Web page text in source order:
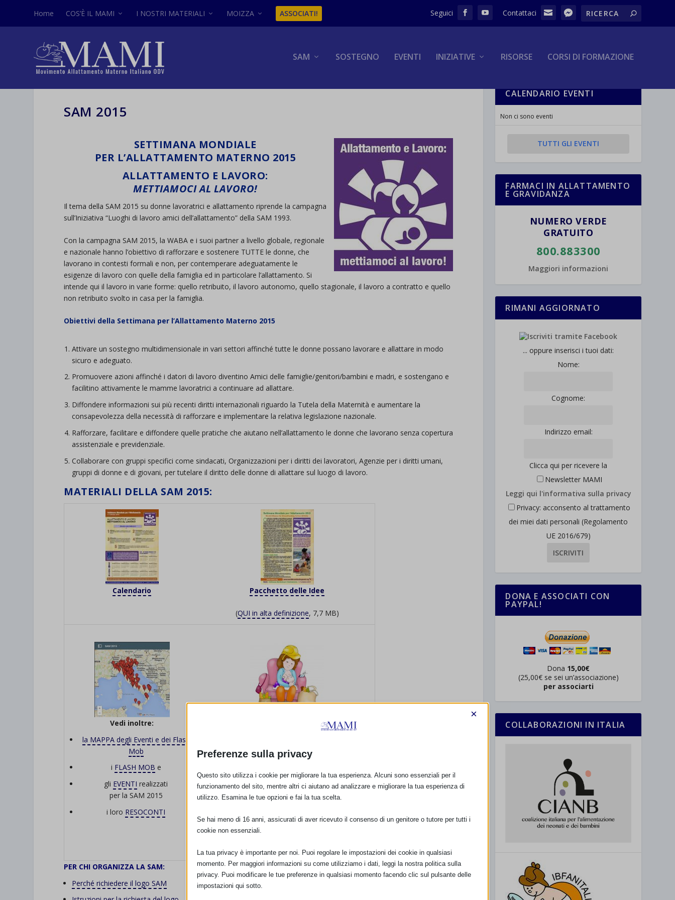
Home COS’È IL MAMI I NOSTRI MATERIALI MOIZZA ASSOCIATI!
SAM SOSTEGNO EVENTI INIZIATIVE RISORSE CORSI DI FORMAZIONE
SAM 2015
SETTIMANA MONDIALE
PER L’ALLATTAMENTO MATERNO 2015
ALLATTAMENTO E LAVORO:
METTIAMOCI AL LAVORO!
Il tema della SAM 2015 su donne lavoratrici e allattamento riprende la campagna
sull’Iniziativa “Luoghi di lavoro amici dell’allattamento” della SAM 1993.
Con la campagna SAM 2015, la WABA e i suoi partner a livello globale, regionale
e nazionale hanno l’obiettivo di rafforzare e sostenere TUTTE le donne, che
lavorano in contesti formali e non, per contemperare adeguatamente le
esigenze di lavoro con quelle della famiglia ed in particolare l’allattamento. Si
intende qui il lavoro in varie forme: quello retribuito, il lavoro autonomo, quello stagionale, il lavoro a contratto e quello
non retribuito svolto in casa per la famiglia.
Obiettivi della Settimana per l’Allattamento Materno 2015
Attivare un sostegno multidimensionale in vari settori affinché tutte le donne possano lavorare e allattare in modo
sicuro e adeguato.
Promuovere azioni affinché i datori di lavoro diventino Amici delle famiglie/genitori/bambini e madri, e sostengano e
facilitino attivamente le mamme lavoratrici a continuare ad allattare.
Diffondere informazioni sui più recenti diritti internazionali riguardo la Tutela della Maternità e aumentare la
consapevolezza della necessità di rafforzare e implementare la relativa legislazione nazionale.
Rafforzare, facilitare e diffondere quelle pratiche che aiutano nell’allattamento le donne che lavorano senza copertura
assistenziale e previdenziale.
Collaborare con gruppi specifici come sindacati, Organizzazioni per i diritti dei lavoratori, Agenzie per i diritti umani,
gruppi di donne e di giovani, per tutelare il diritto delle donne di allattare sul luogo di lavoro.
MATERIALI DELLA SAM 2015:
Calendario Pacchetto delle Idee
(QUI in alta definizione, 7,7 MB)
Vedi inoltre:
la MAPPA degli Eventi e dei Flash
Mob
i FLASH MOB e
gli EVENTI realizzati
per la SAM 2015
i loro RESOCONTI
Altri materiali collegati:
Agnelli
la “Filastrocca rap delle mamme che
allattano “
Ilrap “Lavoro e allattamento”realizzato da
“SAM 2015 e dintorni…”
PER CHI ORGANIZZA LA SAM:
Perché richiedere il logo SAM
CALENDARIO EVENTI
Non ci sono eventi
TUTTI GLI EVENTI
FARMACI IN ALLATTAMENTO
E GRAVIDANZA
NUMERO VERDE
GRATUITO
800.883300
Maggiori informazioni
RIMANI AGGIORNATO
... oppure inserisci i tuoi dati:
Nome:
Cognome:
Indirizzo email:
Clicca qui per ricevere la
Newsletter MAMI
Leggi qui l'informativa sulla privacy
Privacy: acconsento al trattamento
dei miei dati personali (Regolamento
UE 2016/679)
DONA E ASSOCIATI CON
PAYPAL!
Dona 15,00€
(25,00€ se sei un’associazione)
per associarti
COLLABORAZIONI IN ITALIA
Preferenze sulla privacy
×
Questo sito utilizza i cookie per migliorare la tua esperienza. Alcuni sono essenziali per il
funzionamento del sito, mentre altri ci aiutano ad analizzare e migliorare la tua esperienza di
utilizzo. Esamina le tue opzioni e fai la tua scelta.
Se hai meno di 16 anni, assicurati di aver ricevuto il consenso di un genitore o tutore per tutti i
cookie non essenziali.
La tua privacy è importante per noi. Puoi regolare le impostazioni dei cookie in qualsiasi
momento. Per maggiori informazioni su come utilizziamo i dati, leggi la nostra politica sulla
privacy. Puoi modificare le tue preferenze in qualsiasi momento facendo clic sul pulsante delle
impostazioni qui sotto.